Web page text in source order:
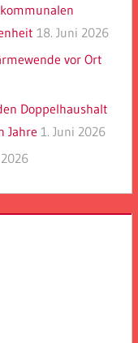
18. Juni 2026
vor Ort
Doppelhaushalt
Jahre 1. Juni 2026